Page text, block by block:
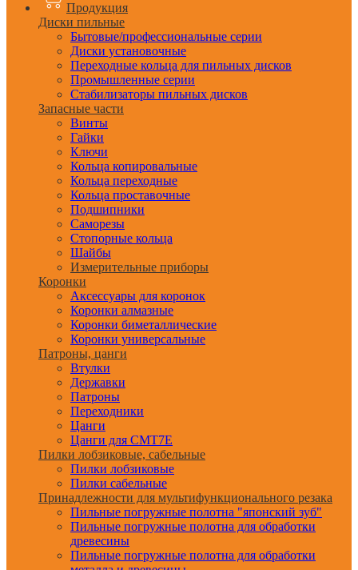
Продукция
Диски пильные
Бытовые/профессиональные серии
Диски установочные
Переходные кольца для пильных дисков
Промышленные серии
Стабилизаторы пильных дисков
Запасные части
Винты
Гайки
Ключи
Кольца копировальные
Кольца переходные
Кольца проставочные
Подшипники
Саморезы
Стопорные кольца
Шайбы
Измерительные приборы
Коронки
Аксессуары для коронок
Коронки алмазные
Коронки биметаллические
Коронки универсальные
Патроны, цанги
Втулки
Державки
Патроны
Переходники
Цанги
Цанги для CMT7E
Пилки лобзиковые, сабельные
Пилки лобзиковые
Пилки сабельные
Принадлежности для мультифункционального резака
Пильные погружные полотна "японский зуб"
Пильные погружные полотна для обработки
древесины
Пильные погружные полотна для обработки